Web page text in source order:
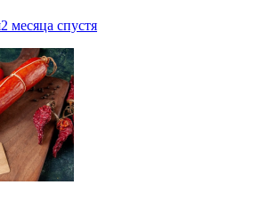
2 месяца спустя